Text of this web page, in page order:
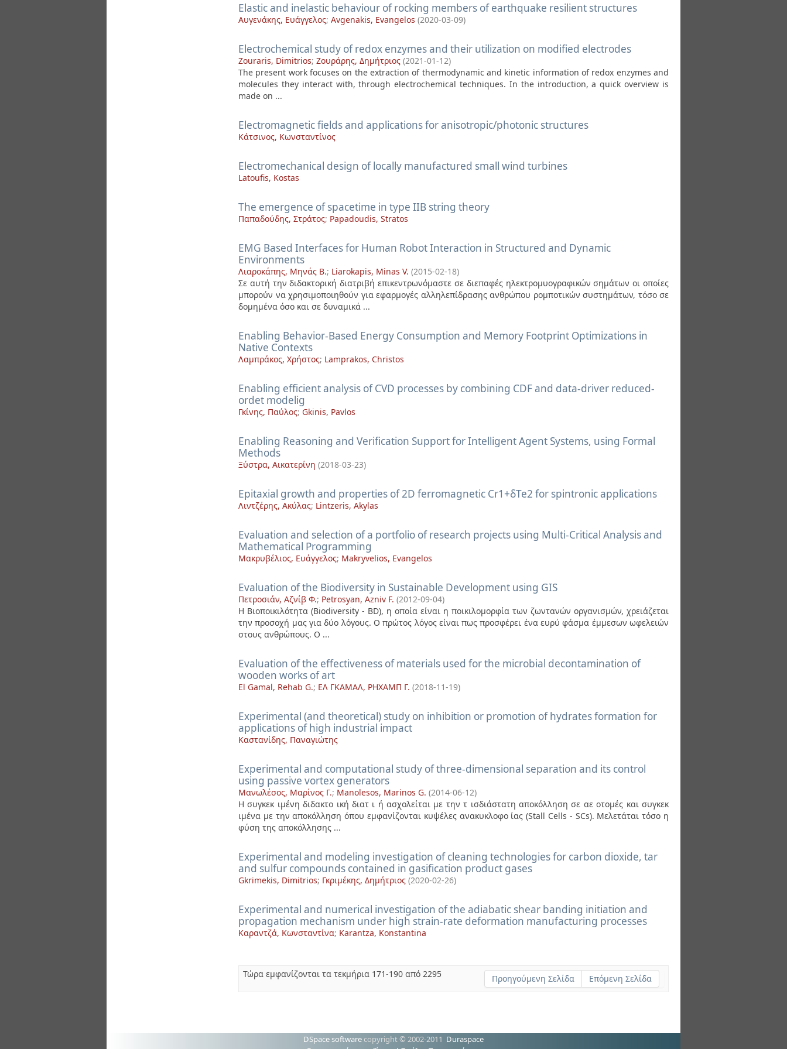
Elastic and inelastic behaviour of rocking members of earthquake resilient structures
Αυγενάκης, Ευάγγελος; Avgenakis, Evangelos (2020-03-09)
Electrochemical study of redox enzymes and their utilization on modified electrodes
Zouraris, Dimitrios; Ζουράρης, Δημήτριος (2021-01-12)
The present work focuses on the extraction of thermodynamic and kinetic information of redox enzymes and
molecules they interact with, through electrochemical techniques. In the introduction, a quick overview is
made on ...
Electromagnetic fields and applications for anisotropic/photonic structures
Κάτσινος, Κωνσταντίνος
Electromechanical design of locally manufactured small wind turbines
Latoufis, Kostas
The emergence of spacetime in type IIB string theory
Παπαδούδης, Στράτος; Papadoudis, Stratos
EMG Based Interfaces for Human Robot Interaction in Structured and Dynamic
Environments
Λιαροκάπης, Μηνάς Β.; Liarokapis, Minas V. (2015-02-18)
Σε αυτή την διδακτορική διατριβή επικεντρωνόμαστε σε διεπαφές ηλεκτρομυογραφικών σημάτων οι οποίες
μπορούν να χρησιμοποιηθούν για εφαρμογές αλληλεπίδρασης ανθρώπου ρομποτικών συστημάτων, τόσο σε
δομημένα όσο και σε δυναμικά ...
Enabling Behavior-Based Energy Consumption and Memory Footprint Optimizations in
Native Contexts
Λαμπράκος, Χρήστος; Lamprakos, Christos
Enabling efficient analysis of CVD processes by combining CDF and data-driver reduced-
ordet modelig
Γκίνης, Παύλος; Gkinis, Pavlos
Enabling Reasoning and Veriﬁcation Support for Intelligent Agent Systems, using Formal
Methods
Ξύστρα, Αικατερίνη (2018-03-23)
Epitaxial growth and properties of 2D ferromagnetic Cr1+δTe2 for spintronic applications
Λιντζέρης, Ακύλας; Lintzeris, Akylas
Evaluation and selection of a portfolio of research projects using Multi-Critical Analysis and
Mathematical Programming
Μακρυβέλιος, Ευάγγελος; Makryvelios, Evangelos
Evaluation of the Biodiversity in Sustainable Development using GIS
Πετροσιάν, Αζνίβ Φ.; Petrosyan, Azniv F. (2012-09-04)
Η Βιοποικιλότητα (Biodiversity - BD), η οποία είναι η ποικιλομορφία των ζωντανών οργανισμών, χρειάζεται
την προσοχή μας για δύο λόγους. Ο πρώτος λόγος είναι πως προσφέρει ένα ευρύ φάσμα έμμεσων ωφελειών
στους ανθρώπους. Ο ...
Evaluation of the effectiveness of materials used for the microbial decontamination of
wooden works of art
El Gamal, Rehab G.; ΕΛ ΓΚΑΜΑΛ, ΡΗΧΑΜΠ Γ. (2018-11-19)
Experimental (and theoretical) study on inhibition or promotion of hydrates formation for
applications of high industrial impact
Καστανίδης, Παναγιώτης
Experimental and computational study of three-dimensional separation and its control
using passive vortex generators
Μανωλέσος, Μαρίνος Γ.; Manolesos, Marinos G. (2014-06-12)
Η συγκεκ ιμένη διδακτο ική διατ ι ή ασχολείται με την τ ισδιάστατη αποκόλληση σε αε οτομές και συγκεκ
ιμένα με την αποκόλληση όπου εμφανίζονται κυψέλες ανακυκλοφο ίας (Stall Cells - SCs). Μελετάται τόσο η
φύση της αποκόλλησης ...
Experimental and modeling investigation of cleaning technologies for carbon dioxide, tar
and sulfur compounds contained in gasification product gases
Gkrimekis, Dimitrios; Γκριμέκης, Δημήτριος (2020-02-26)
Experimental and numerical investigation of the adiabatic shear banding initiation and
propagation mechanism under high strain-rate deformation manufacturing processes
Καραντζά, Κωνσταντίνα; Karantza, Konstantina
Τώρα εμφανίζονται τα τεκμήρια 171-190 από 2295 Προηγούμενη Σελίδα Επόμενη Σελίδα
DSpace software copyright © 2002-2011 Duraspace